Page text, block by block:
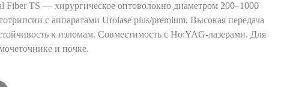
Fiber TS — хирургическое оптоволокно диаметром 200–1000
с аппаратами Urolase plus/premium. Высокая передача
к изломам. Совместимость с Ho:YAG‑лазерами. Для
и почке.